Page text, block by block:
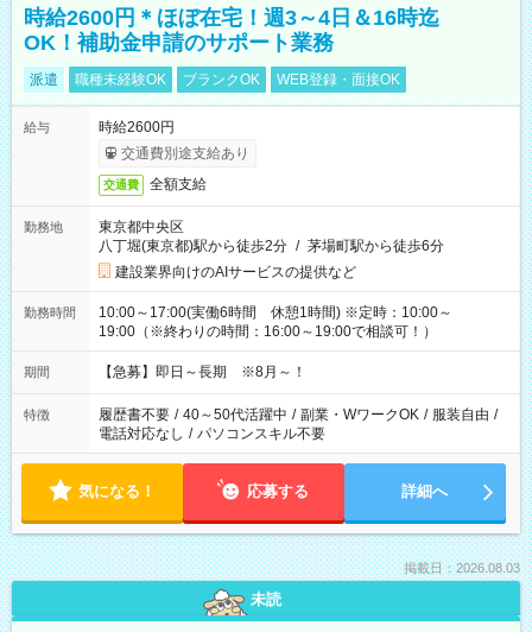
時給2600円＊ほぼ在宅！週3～4日＆16時迄
OK！補助金申請のサポート業務
派遣 職種未経験OK ブランクOK WEB登録・面接OK
給与
時給2600円
交通費別途支給あり
交通費 全額支給
勤務地
東京都中央区
八丁堀(東京都)駅から徒歩2分 / 茅場町駅から徒歩6分
建設業界向けのAIサービスの提供など
勤務時間
10:00～17:00(実働6時間 休憩1時間) ※定時：10:00～
19:00（※終わりの時間：16:00～19:00で相談可！）
期間 【急募】即日～長期 ※8月～！
特徴 履歴書不要 / 40～50代活躍中 / 副業・WワークOK / 服装自由 /
電話対応なし / パソコンスキル不要
気になる！ 応募する 詳細へ
掲載日：2026.08.03
未読